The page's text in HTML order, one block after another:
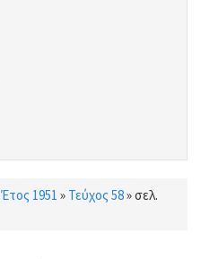
Έτος 1951 » Τεύχος 58»σελ.